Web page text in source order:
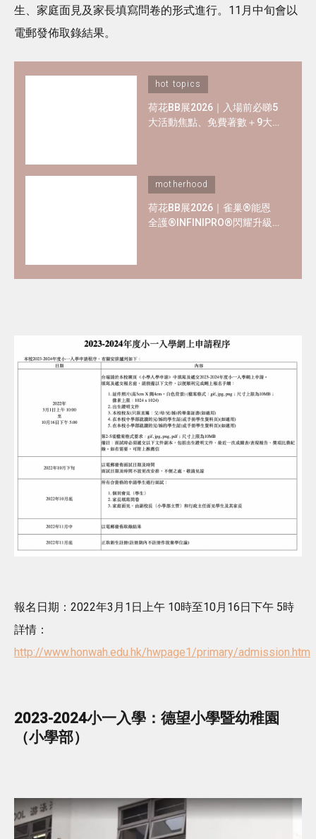
生、家庭面見及家長填寫問卷的形式進行。11月中旬會以
電郵發佈取錄結果。
hot topics
荷花BB展2026｜入場前必睇5
大活動焦點、免費著數＋9大
motherhood
荷花BB展2026｜雀巢®能恩
全護®INFINIPRO®閃耀升級
報名日期：2022年3月1日上午 10時至10月16日下午 5時
詳情：
http://www.honwah.edu.hk/hwpage1/primary/admission.htm
2023-2024小一入學：德望小學暨幼稚園
（小學部）